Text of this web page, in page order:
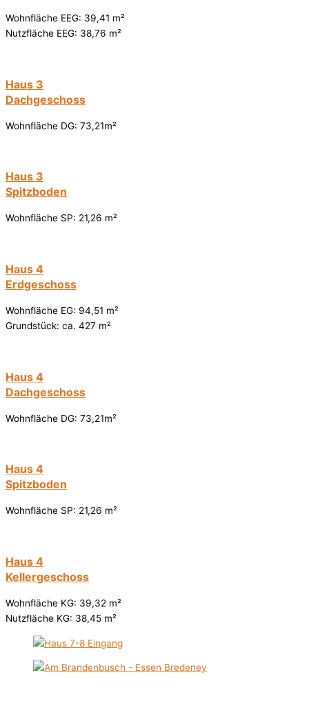
Wohnfläche EEG: 39,41 m²
Nutzfläche EEG: 38,76 m²
Haus 3
Dachgeschoss
Wohnfläche DG: 73,21m²
Haus 3
Spitzboden
Wohnfläche SP: 21,26 m²
Haus 4
Erdgeschoss
Wohnfläche EG: 94,51 m²
Grundstück: ca. 427 m²
Haus 4
Dachgeschoss
Wohnfläche DG: 73,21m²
Haus 4
Spitzboden
Wohnfläche SP: 21,26 m²
Haus 4
Kellergeschoss
Wohnfläche KG: 39,32 m²
Nutzfläche KG: 38,45 m²